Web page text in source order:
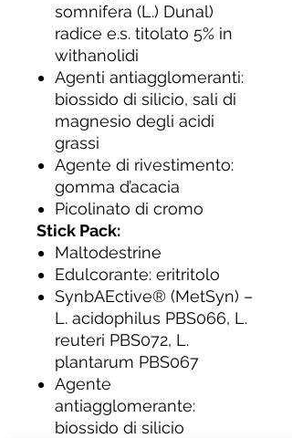
somnifera (L.) Dunal)
radice e.s. titolato 5% in
withanolidi
Agenti antiagglomeranti:
biossido di silicio, sali di
magnesio degli acidi
grassi
Agente di rivestimento:
gomma d’acacia
Picolinato di cromo
Stick Pack:
Maltodestrine
Edulcorante: eritritolo
SynbAEctive® (MetSyn) –
L. acidophilus PBS066, L.
reuteri PBS072, L.
plantarum PBS067
Agente
antiagglomerante:
biossido di silicio